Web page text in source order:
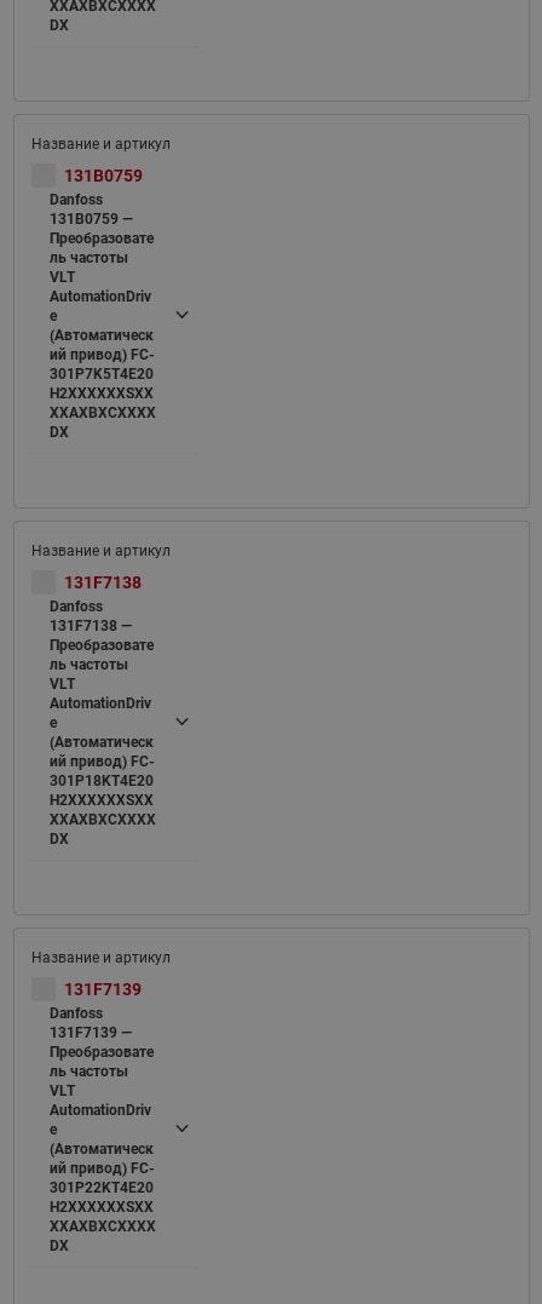
XXAXBXCXXXX
DX
131B0759
Danfoss
131B0759 —
Преобразовате
ль частоты
VLT
AutomationDriv
e
(Автоматическ
ий привод) FC-
301P7K5T4E20
H2XXXXXXSXX
XXAXBXCXXXX
DX
131F7138
Danfoss
131F7138 —
Преобразовате
ль частоты
VLT
AutomationDriv
e
(Автоматическ
ий привод) FC-
301P18KT4E20
H2XXXXXXSXX
XXAXBXCXXXX
DX
131F7139
Danfoss
131F7139 —
Преобразовате
ль частоты
VLT
AutomationDriv
e
(Автоматическ
ий привод) FC-
301P22KT4E20
H2XXXXXXSXX
XXAXBXCXXXX
DX